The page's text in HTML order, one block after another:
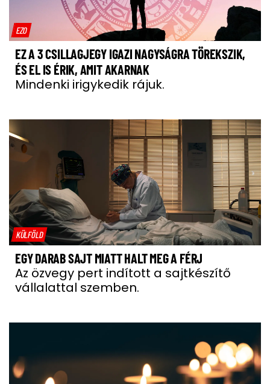
EZO
EZ A 3 CSILLAGJEGY IGAZI NAGYSÁGRA TÖREKSZIK,
ÉS EL IS ÉRIK, AMIT AKARNAK
Mindenki irigykedik rájuk.
KÜLFÖLD
EGY DARAB SAJT MIATT HALT MEG A FÉRJ
Az özvegy pert indított a sajtkészítő
vállalattal szemben.